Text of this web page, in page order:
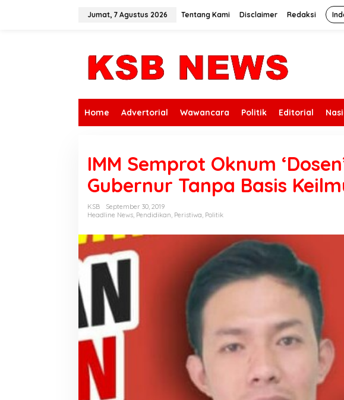
Jumat, 7 Agustus 2026 Tentang Kami Disclaimer Redaksi
Home Advertorial Wawancara Politik Editorial
IMM Semprot Oknum
Gubernur Tanpa Basis
KSB
September 30, 2019
Headline News, Pendidikan, Peristiwa, Politik